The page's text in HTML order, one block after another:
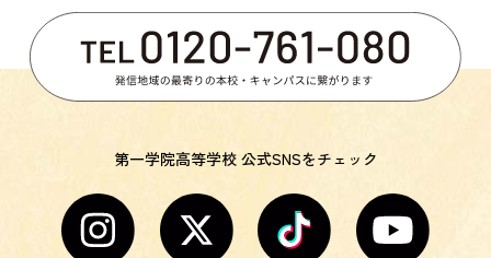
第一学院高等学校 公式SNSをチェック